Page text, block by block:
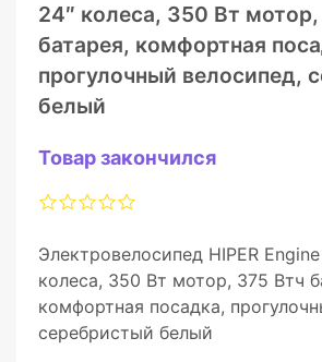
24″ колеса, 350 Вт
батарея, комфортная
прогулочный велосипед,
белый
Товар закончился
Электровелосипед HIPER
колеса, 350 Вт мотор, 375 Втч
комфортная посадка,
серебристый белый